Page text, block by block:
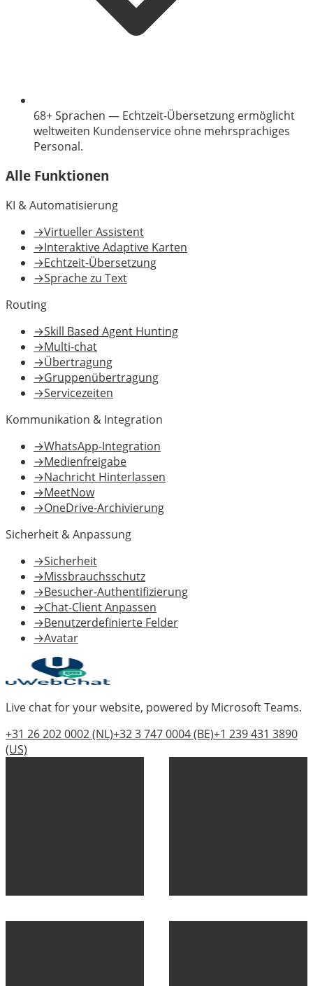
68+ Sprachen — Echtzeit-Übersetzung ermöglicht
weltweiten Kundenservice ohne mehrsprachiges
Personal.
Alle Funktionen
KI & Automatisierung
→Virtueller Assistent
→Interaktive Adaptive Karten
→Echtzeit-Übersetzung
→Sprache zu Text
Routing
→Skill Based Agent Hunting
→Multi-chat
→Übertragung
→Gruppenübertragung
→Servicezeiten
Kommunikation & Integration
→WhatsApp-Integration
→Medienfreigabe
→Nachricht Hinterlassen
→MeetNow
→OneDrive-Archivierung
Sicherheit & Anpassung
→Sicherheit
→Missbrauchsschutz
→Besucher-Authentifizierung
→Chat-Client Anpassen
→Benutzerdefinierte Felder
→Avatar
Live chat for your website, powered by Microsoft Teams.
+31 26 202 0002(NL)+32 3 747 0004(BE)+1 239 431 3890
(US)